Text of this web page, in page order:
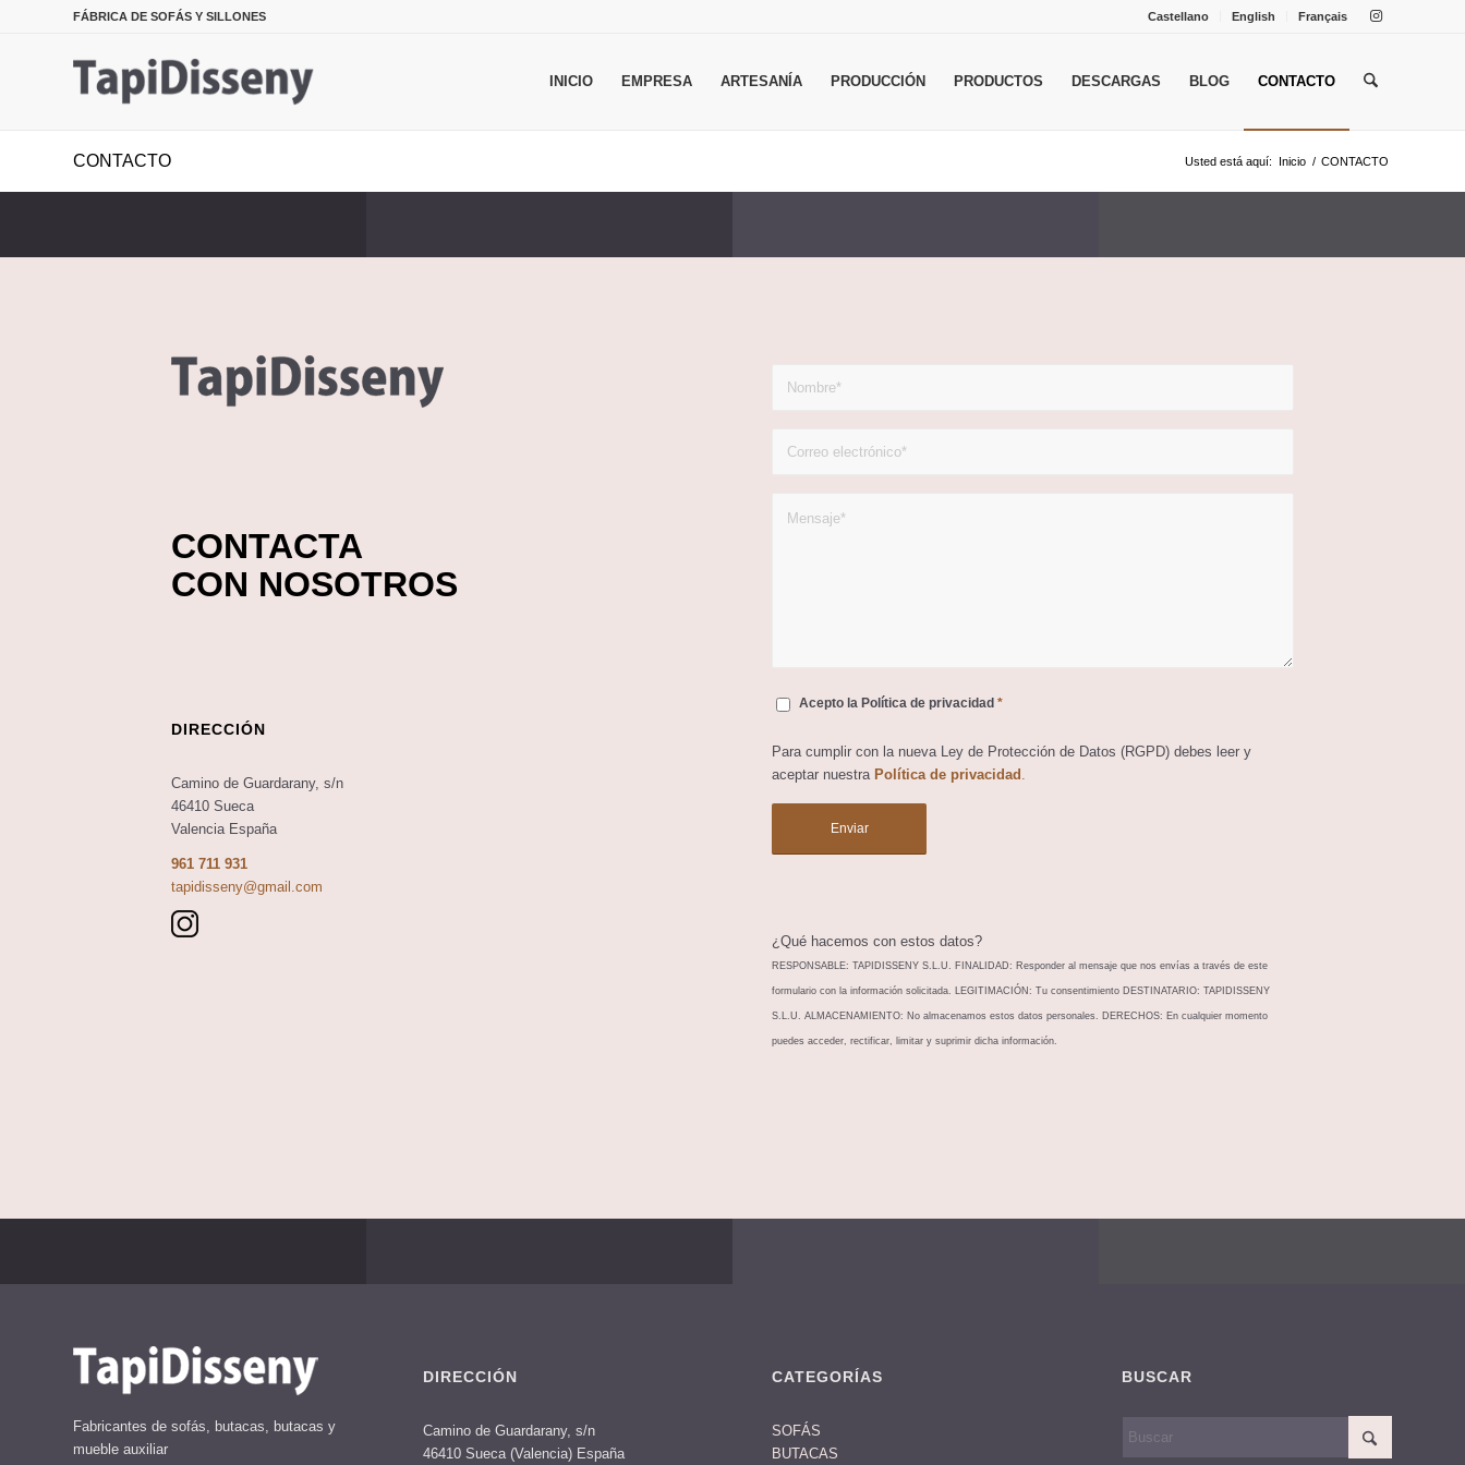
Castellano English Français
FÁBRICA DE SOFÁS Y SILLONES
INICIO EMPRESA ARTESANÍA PRODUCCIÓN PRODUCTOS DESCARGAS BLOG CONTACTO
CONTACTO Usted está aquí: Inicio / CONTACTO
CONTACTA
CON NOSOTROS
DIRECCIÓN
Camino de Guardarany, s/n
46410 Sueca
Valencia España
961 711 931
tapidisseny@gmail.com
Acepto la Política de privacidad*
Para cumplir con la nueva Ley de Protección de Datos (RGPD) debes leer y
aceptar nuestra Política de privacidad .
¿Qué hacemos con estos datos?
RESPONSABLE: TAPIDISSENY S.L.U. FINALIDAD: Responder al mensaje que nos envías a través de este
formulario con la información solicitada. LEGITIMACIÓN: Tu consentimiento DESTINATARIO: TAPIDISSENY
S.L.U. ALMACENAMIENTO: No almacenamos estos datos personales. DERECHOS: En cualquier momento
puedes acceder, rectificar, limitar y suprimir dicha información.
Fabricantes de sofás, butacas, butacas y
mueble auxiliar
DIRECCIÓN
Camino de Guardarany, s/n
46410 Sueca (Valencia) España
CATEGORÍAS
SOFÁS
BUTACAS
BUSCAR